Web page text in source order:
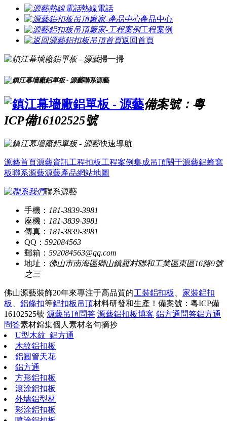
熱線電話
產品中心
工程案例
返回首頁
掃一掃
聯系源藝
備案號：粵
ICP備16102525號
快速導航
源藝首頁源藝資訊工程扣板工程案例集成吊頂關于源藝鋁蜂窩
板聯系源藝源藝產品網站地圖
聯系源藝
手機： 181-3839-3981
座機： 181-3839-3981
傳真： 181-3839-3981
QQ： 592084563
郵箱： 592084563@qq.com
地址： 佛山市南海區獅山鎮羅村聯和工業區東區16路9號
之三
佛山源藝裝飾20年來專注于高品質的工裝鋁扣板
家裝鋁扣
板
鋁條扣等鋁扣板吊頂材料研發和生產！ 備案號：粵ICP備
16102525號 源藝吊頂問答 源藝鋁扣板博客 鋁方通問答鋁方通
問答素材錦集個人素材名句摘抄
U型木紋_鋁方通
木紋鋁扣板
鋁圓管天花
鋁方通
方形鋁扣板
滾涂鋁扣板
外墻鋁型材
彩涂鋁扣板